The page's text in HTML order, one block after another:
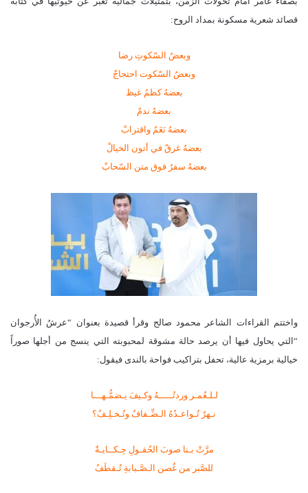
قصائد شعرية مسكونة بمداد الروح:
وبعضُ السّكوتِ رضا
وبعضُ السّكوت احتجاجْ
بعضهُ كظمُ غيظ
بعضهُ ندمٌ
بعضهُ نَعَمٌ واقترابْ
بعضهُ غرقٌ في أتون الخيالْ
بعضهُ سفرٌ فوق متن السّحابْ
واختتم القراءات الشاعر محمود صالح وقرأ قصيدة بعنوان “عرشُ الأُرجوان
“التي يحاول فيها أن يرصد حالة مشوقة لمحبوبته التي ينسج من أجلها صوراً
خيالية برمزية عالية، تحفل بتراكيب فواحة بالندى فيقول:
لـلـعُمـر وردتُـــــهُ وكـيفَ يـضمُّـهـــا
نـهرٌ تُـواعـدُهُ الـضِّـفافُ وتُـخـلِـفُ؟
مرَّتْ بـنا صوبَ الحُقـولِ حِـكــايـةٌ
للصَّبر من غُصن الـصَّـبابةِ تُـقطَفُ